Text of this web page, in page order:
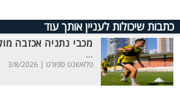
כתבות שיכולות לעניין אותך עוד
מכבי נתניה אכזבה
...
פלאשנט ספורט | 3/8/2026